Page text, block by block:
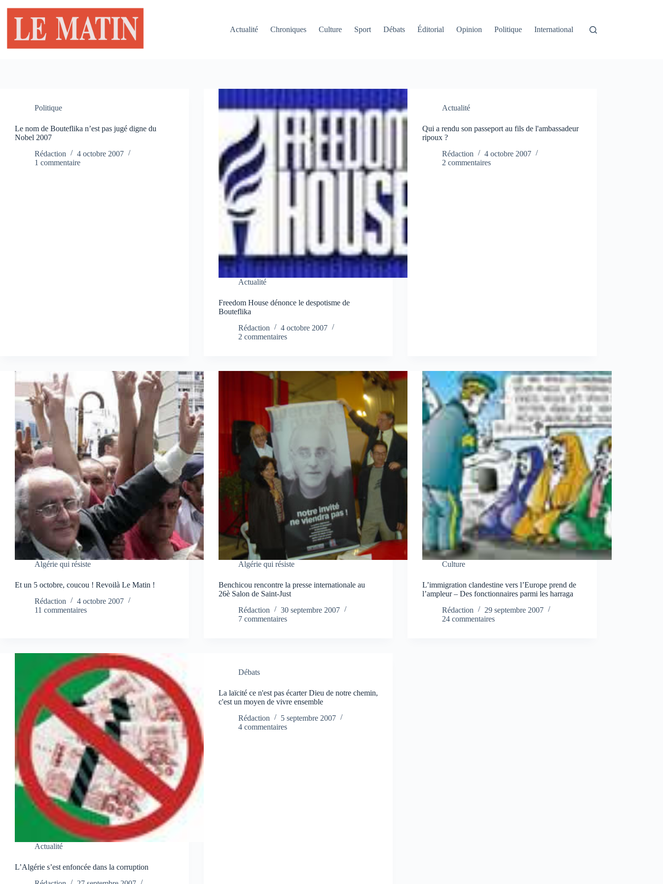
contenu
Actualité
Chroniques Culture Sport Débats Éditorial Opinion Politique International
Politique
Le nom de Bouteflika n’est pas jugé digne du
Nobel 2007
Rédaction
4 octobre 2007
1 commentaire
Actualité
Freedom House dénonce le despotisme de
Bouteflika
Rédaction
4 octobre 2007
2 commentaires
Actualité
Qui a rendu son passeport au fils de l'ambassadeur
ripoux ?
Rédaction
4 octobre 2007
2 commentaires
Algérie qui résiste
Et un 5 octobre, coucou ! Revoilà Le Matin !
Rédaction
4 octobre 2007
11 commentaires
Algérie qui résiste
Benchicou rencontre la presse internationale au
26è Salon de Saint-Just
Rédaction
30 septembre 2007
7 commentaires
Culture
L’immigration clandestine vers l’Europe prend de
l’ampleur – Des fonctionnaires parmi les harraga
Rédaction
29 septembre 2007
24 commentaires
Actualité
L’Algérie s’est enfoncée dans la corruption
Débats
La laïcité ce n'est pas écarter Dieu de notre chemin,
c'est un moyen de vivre ensemble
Rédaction
5 septembre 2007
4 commentaires